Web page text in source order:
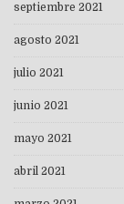
septiembre 2021
agosto 2021
julio 2021
junio 2021
mayo 2021
abril 2021